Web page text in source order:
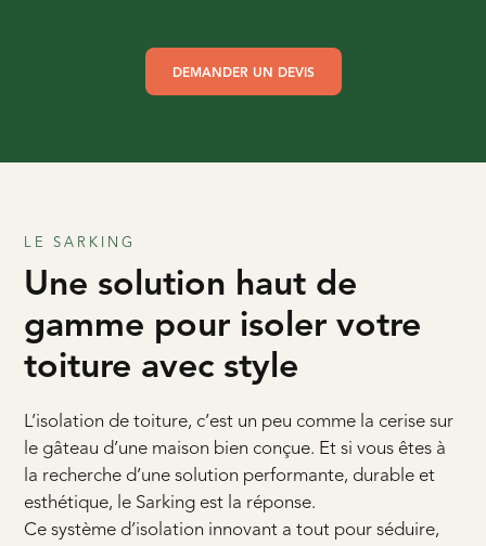
DEMANDER UN DEVIS
LE SARKING
Une solution haut de
gamme pour isoler votre
toiture avec style
L’isolation de toiture, c’est un peu comme la cerise sur
le gâteau d’une maison bien conçue. Et si vous êtes à
la recherche d’une solution performante, durable et
esthétique, le Sarking est la réponse.
Ce système d’isolation innovant a tout pour séduire,